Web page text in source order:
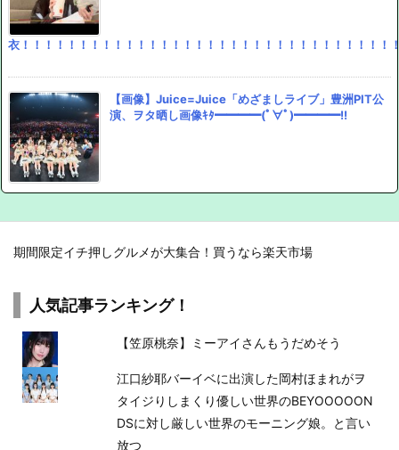
衣！！！！！！！！！！！！！！！！！！！！！！！！！！！！！！！！
【画像】Juice=Juice「めざましライブ」豊洲PIT公
演、ヲタ晒し画像ｷﾀ━━━━(ﾟ∀ﾟ)━━━━!!
期間限定イチ押しグルメが大集合！買うなら楽天市場
人気記事ランキング！
【笠原桃奈】ミーアイさんもうだめそう
江口紗耶バーイベに出演した岡村ほまれがヲ
タイジりしまくり優しい世界のBEYOOOOON
DSに対し厳しい世界のモーニング娘。と言い
放つ